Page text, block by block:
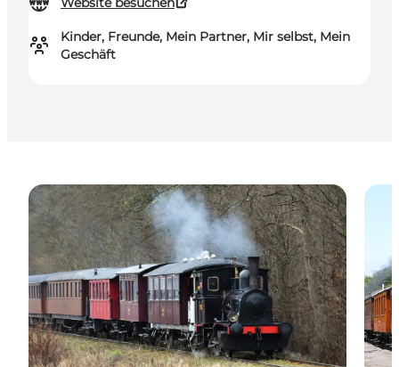
Kinder, Freunde, Mein Partner, Mir selbst, Mein
Geschäft